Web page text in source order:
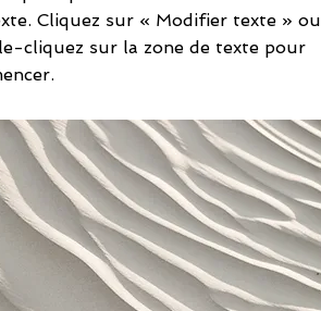
Cliquez sur « Modifier texte » ou
cliquez sur la zone de texte pour